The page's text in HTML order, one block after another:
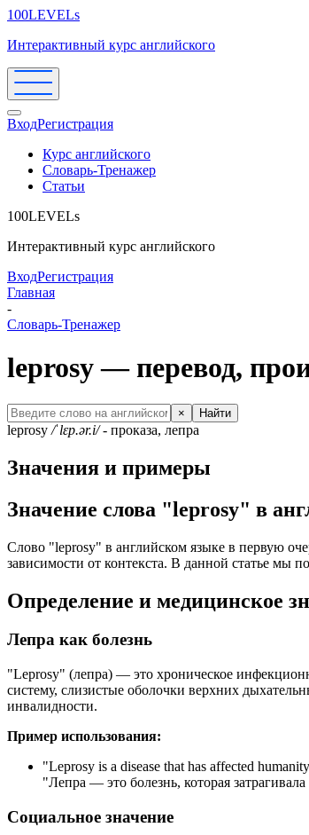
100LEVELs
Интерактивный курс английского
ВходРегистрация
Курс английского
Словарь-Тренажер
Статьи
100LEVELs
Интерактивный курс английского
ВходРегистрация
Главная
-
Словарь-Тренажер
leprosy — перевод,
× Найти
leprosy /ˈlɛp.ər.i/- проказа, лепра
Значения и примеры
Значение слова "leprosy" в
Слово "leprosy" в английском языке в первую
зависимости от контекста. В данной статье мы
Определение и медицинское
Лепра как болезнь
"Leprosy" (лепра) — это хроническое
систему, слизистые оболочки верхних
инвалидности.
Пример использования:
"Leprosy is a disease that has affected
"Лепра — это болезнь, которая
Социальное значение